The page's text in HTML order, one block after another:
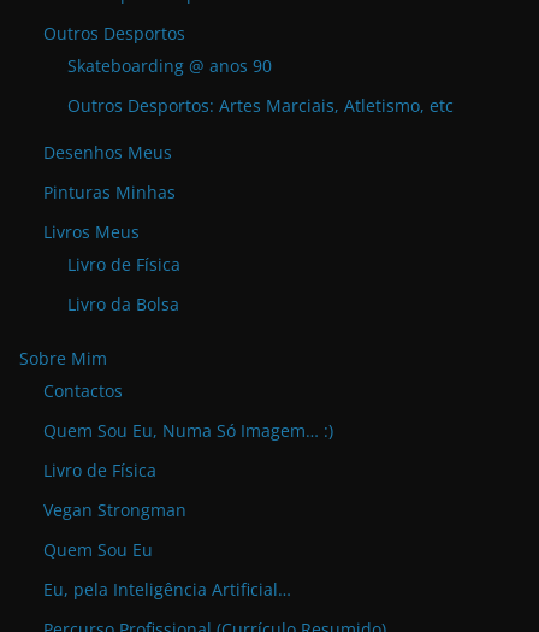
Outros Desportos
Skateboarding @ anos 90
Outros Desportos: Artes Marciais, Atletismo, etc
Desenhos Meus
Pinturas Minhas
Livros Meus
Livro de Física
Livro da Bolsa
Sobre Mim
Contactos
Quem Sou Eu, Numa Só Imagem… :)
Livro de Física
Vegan Strongman
Quem Sou Eu
Eu, pela Inteligência Artificial…